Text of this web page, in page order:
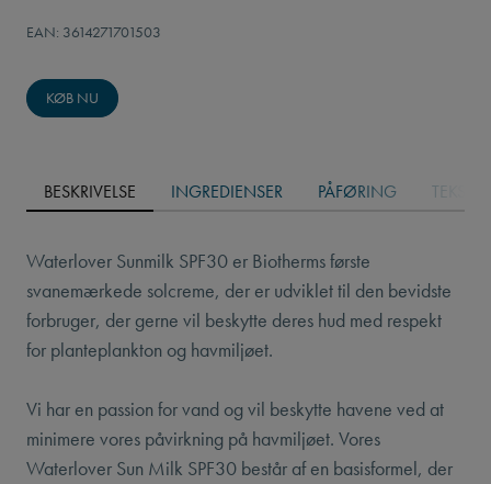
EAN: 3614271701503
KØB NU
BESKRIVELSE INGREDIENSER PÅFØRING TEKSTUR
Waterlover Sunmilk SPF30 er Biotherms første
svanemærkede solcreme, der er udviklet til den bevidste
forbruger, der gerne vil beskytte deres hud med respekt
for planteplankton og havmiljøet.
Vi har en passion for vand og vil beskytte havene ved at
minimere vores påvirkning på havmiljøet. Vores
Waterlover Sun Milk SPF30 består af en basisformel, der